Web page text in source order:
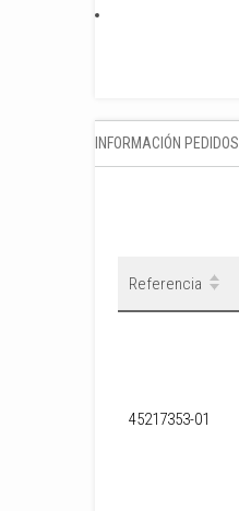
INFORMACIÓN PEDIDOS
Referencia
45217353-01